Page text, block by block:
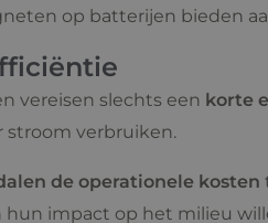
op batterijen bieden
vereisen slechts een korte
stroom verbruiken.
de operationele kosten
hun impact op het milieu